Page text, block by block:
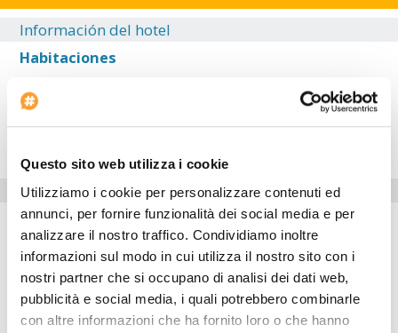
Questo sito web utilizza i cookie
Utilizziamo i cookie per personalizzare contenuti ed
annunci, per fornire funzionalità dei social media e per
analizzare il nostro traffico. Condividiamo inoltre
informazioni sul modo in cui utilizza il nostro sito con i
nostri partner che si occupano di analisi dei dati web,
pubblicità e social media, i quali potrebbero combinarle
con altre informazioni che ha fornito loro o che hanno
Información del hotel
Habitaciones
Exterior
Servicios del Hotel
Aparcamiento para coches
Estructuras para discapacitados
Internet point
Gimnasio